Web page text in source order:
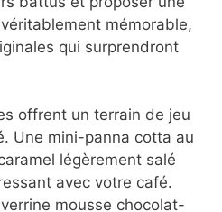
et
votre café
battus et proposer
véritablement
originales qui